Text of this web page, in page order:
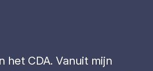
het CDA. Vanuit mijn